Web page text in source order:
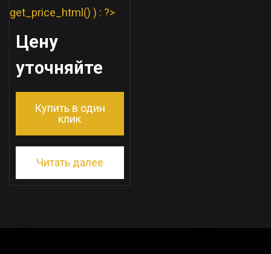
get_price_html() ) : ?>
Цену
уточняйте
Купить в один
клик
Читать далее